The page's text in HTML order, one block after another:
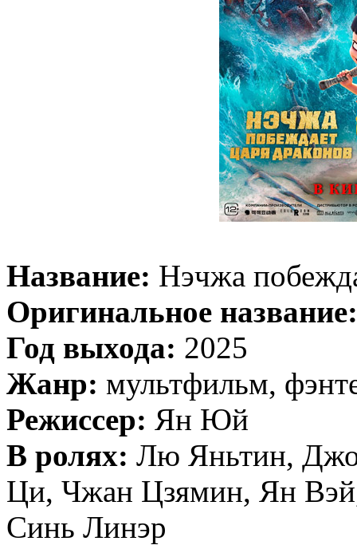
Название: Нэчжа
Оригинальное
Год выхода: 2025
Жанр: мультфильм,
Режиссер: Ян Юй
В ролях: Лю Яньтин,
Ци, Чжан Цзямин, Ян
Синь Линэр